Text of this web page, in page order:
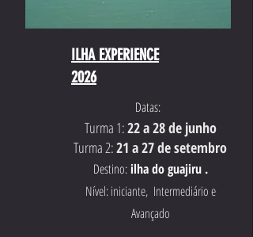
ILHA EXPERIENCE
2026
Datas:
Turma 1:22 a 28 de junho
Turma 2:21 a 27 de setembro
Destino:ilha do guajiru .
Nível: iniciante, Intermediário e
Avançado